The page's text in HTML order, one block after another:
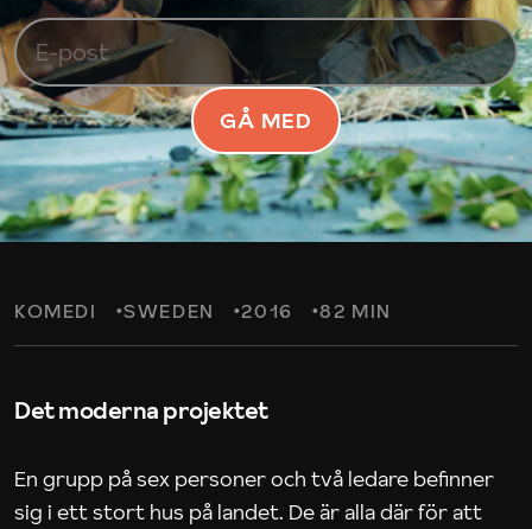
GÅ MED
KOMEDI SWEDEN 2016 82 MIN
Det moderna projektet
En grupp på sex personer och två ledare befinner
sig i ett stort hus på landet. De är alla där för att